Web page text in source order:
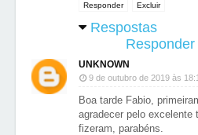
Responder Excluir
Respostas
Responder
UNKNOWN
9 de outubro de 2019 às
Boa tarde Fabio,
agradecer pelo excelente
fizeram, parabéns.